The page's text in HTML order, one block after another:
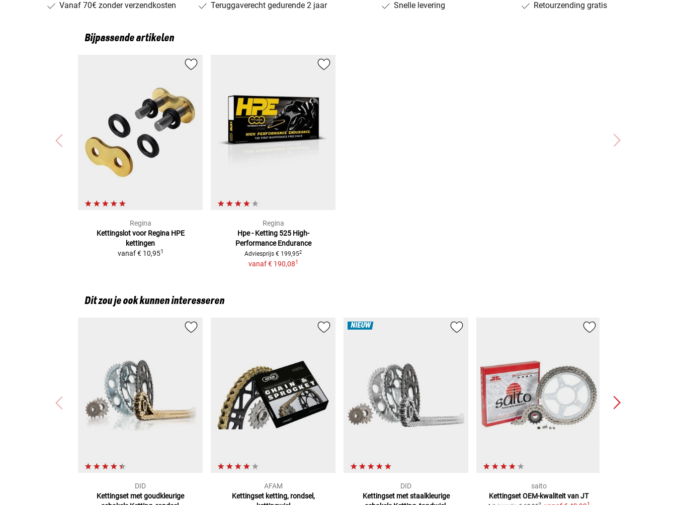
Vanaf 70€ zonder verzendkosten Teruggaverecht gedurende 2 jaar Snelle levering Retourzending gratis
Bijpassende artikelen
Regina
Kettingslot voor Regina HPE
kettingen
vanaf € 10,951
Regina
Hpe - Ketting 525 High-
Performance Endurance
Adviesprijs € 199,952
vanaf € 190,081
Dit zou je ook kunnen interesseren
DID
Kettingset met goudkleurige
AFAM
Kettingset ketting, rondsel,
NIEUW
DID
Kettingset met staalkleurige
saito
KettingsetOEM-kwaliteit van JT